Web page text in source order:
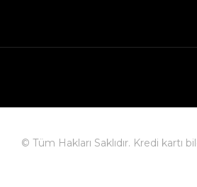
© Tüm Hakları Saklıdır. Kredi kartı